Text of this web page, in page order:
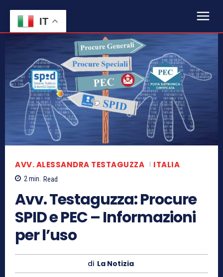
AVV. ALESSANDRA TESTAGUZZA ITALIA
2min. Read
Avv. Testaguzza: Procure
SPID e PEC – Informazioni
per l’uso
di La Notizia
IT